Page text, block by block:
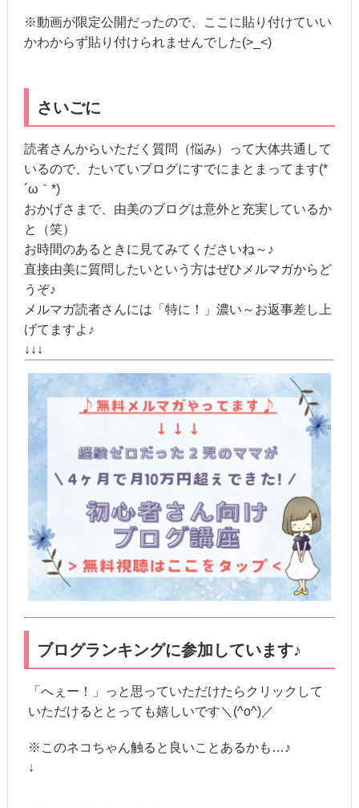
※動画が限定公開だったので、ここに貼り付けていい
かわからず貼り付けられませんでした(>_<)
さいごに
読者さんからいただく質問（悩み）って大体共通して
いるので、たいていブログにすでにまとまってます(*
´ω｀*)
おかげさまで、由美のブログは意外と充実しているか
と（笑）
お時間のあるときに見てみてくださいね～♪
直接由美に質問したいという方はぜひメルマガからど
うぞ♪
メルマガ読者さんには「特に！」濃い～お返事差し上
げてますよ♪
↓↓↓
ブログランキングに参加しています♪
「へぇー！」っと思っていただけたらクリックして
いただけるととっても嬉しいです＼(^o^)／
※このネコちゃん触ると良いことあるかも…♪
↓